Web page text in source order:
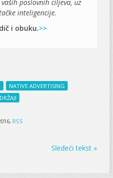
poslovnih ciljeva, uz
inteligencije.
i obuku.>>
NATIVE ADVERTISING
RSS
Sledeći tekst »